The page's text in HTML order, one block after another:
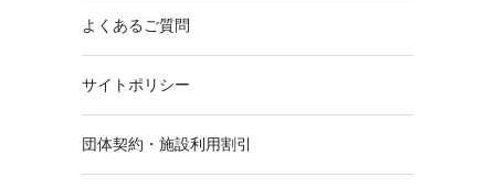
よくあるご質問
サイトポリシー
団体契約・施設利用割引